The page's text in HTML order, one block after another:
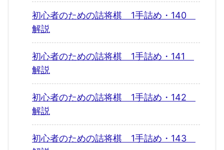
初心者のための詰将棋 1手詰め・140
解説
初心者のための詰将棋 1手詰め・141
解説
初心者のための詰将棋 1手詰め・142
解説
初心者のための詰将棋 1手詰め・143